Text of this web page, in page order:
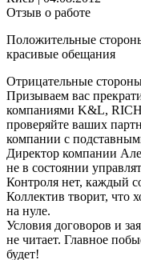
Отзыв о работе
Положительные
красивые обещания
Отрицательные
Призываем вас
компаниями K&L,
проверяйте ваших
компании с
Директор компании
не в состоянии
Контроля нет, каждый
Коллектив творит, что
на нуле.
Условия договоров и
не читает. Главное
будет!